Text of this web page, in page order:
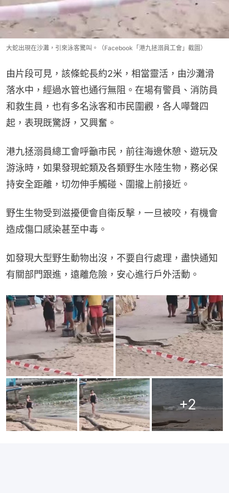
大蛇出現在沙灘，引來泳客驚叫。（Facebook「港九拯溺員工會」截圖）
由片段可見，該條蛇長約2米，相當靈活，由沙灘滑
落水中，經過水管也通行無阻。在場有警員、消防員
和救生員，也有多名泳客和巿民圍觀，各人嘩聲四
起，表現既驚訝，又興奮。
港九拯溺員總工會呼籲市民，前往海邊休憩、遊玩及
游泳時，如果發現蛇類及各類野生水陸生物，務必保
持安全距離，切勿伸手觸碰、圍攏上前接近。
野生生物受到滋擾便會自衛反擊，一旦被咬，有機會
造成傷口感染甚至中毒。
如發現大型野生動物出沒，不要自行處理，盡快通知
有關部門跟進，遠離危險，安心進行戶外活動。
+2